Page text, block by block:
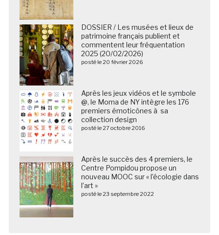
DOSSIER / Les musées et lieux de
patrimoine français publient et
commentent leur fréquentation
2025 (20/02/2026)
posté le 20 février 2026
Après les jeux vidéos et le symbole
@, le Moma de NY intègre les 176
premiers émoticônes à sa
collection design
posté le 27 octobre 2016
Après le succès des 4 premiers, le
Centre Pompidou propose un
nouveau MOOC sur « l’écologie dans
l’art »
posté le 23 septembre 2022